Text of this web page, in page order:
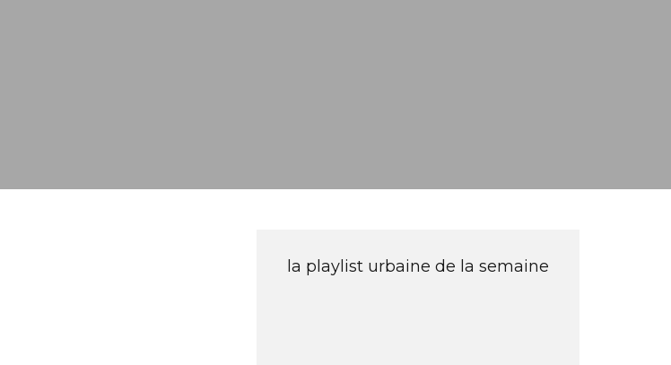
la playlist urbaine de la semaine